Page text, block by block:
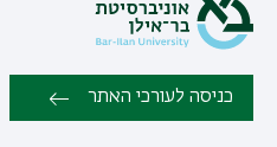
כניסה לעורכי האתר